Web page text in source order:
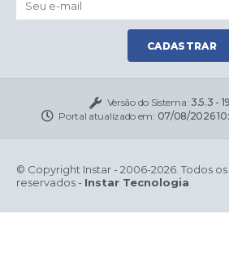
CADASTRAR
Versão do Sistema: 3.5.3 -
Portal atualizado em: 07/08/2026
© Copyright Instar - 2006-2026. Todos
reservados - Instar Tecnologia